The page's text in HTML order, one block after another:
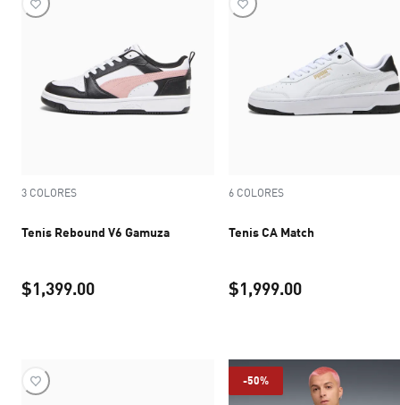
3 COLORES
Tenis Rebound V6 Gamuza
$1,399.00
6 COLORES
Tenis CA Match
$1,999.00
-50%